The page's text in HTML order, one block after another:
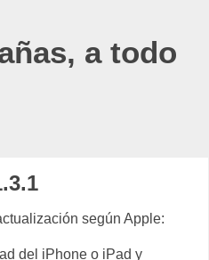
a todo
según Apple:
del iPhone o iPad y